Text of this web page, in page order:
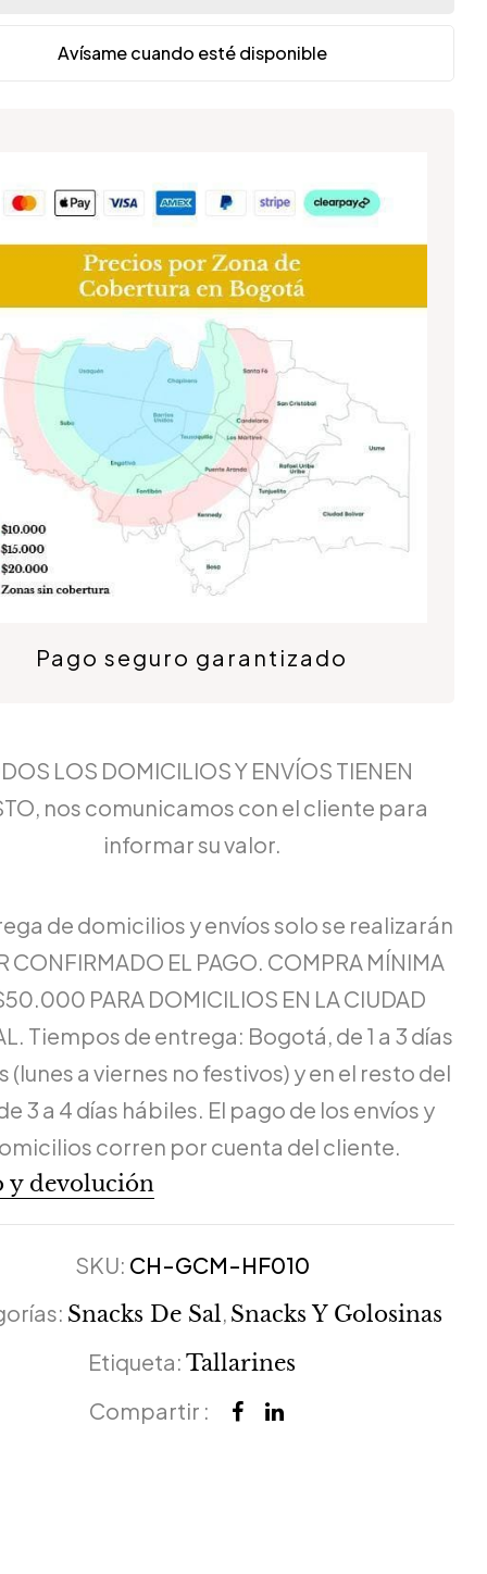
Avísame cuando esté disponible
Pago seguro garantizado
LOS DOMICILIOS Y ENVÍOS TIENEN
nos comunicamos con el cliente para
informar su valor.
de domicilios y envíos solo se realizarán
CONFIRMADO EL PAGO. COMPRA MÍNIMA
PARA DOMICILIOS EN LA CIUDAD
Tiempos de entrega: Bogotá, de 1 a 3 días
(lunes a viernes no festivos) y en el resto del
3 a 4 días hábiles. El pago de los envíos y
corren por cuenta del cliente.
y devolución
SKU: CH-GCM-HF010
Snacks De Sal Snacks Y Golosinas
Etiqueta:Tallarines
Compartir :